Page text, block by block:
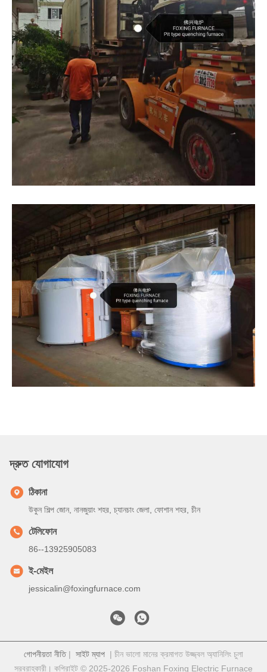
দ্রুত যোগাযোগ
ঠিকানা
উকুন শিল্প জোন, নানজুয়াং শহর, চ্যানচাং জেলা, ফোশান শহর, চীন
টেলিফোন
86--13925905083
ই-মেইল
jessicalin@foxingfurnace.com
গোপনীয়তা নীতি| সাইট ম্যাপ | চীন ভালো মানের ক্রমাগত উজ্জ্বল অ্যানিলিং চুলা
সরবরাহকারী। কপিরাইট © 2025-2026 Foshan Foxing Electric Furnace